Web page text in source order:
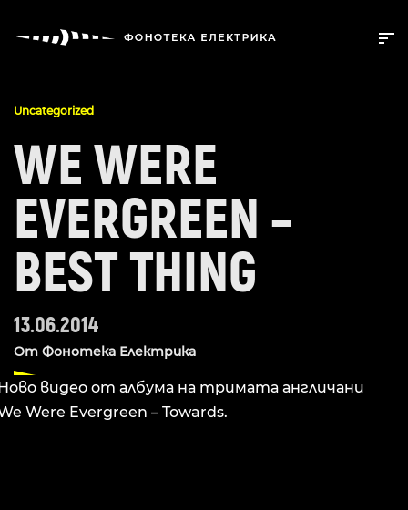
Uncategorized
WE WERE
EVERGREEN –
BEST THING
13.06.2014
От Фонотека Електрика
видео от албума на тримата англичани
Were Evergreen – Towards.